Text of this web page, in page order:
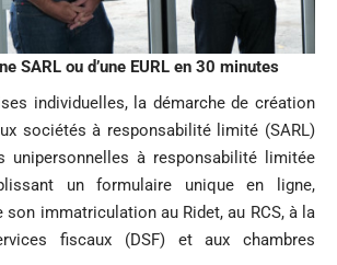
SARL ou d’une EURL en 30 minutes
individuelles, la démarche de création
sociétés à responsabilité limité (SARL)
unipersonnelles à responsabilité limitée
un formulaire unique en ligne,
son immatriculation au Ridet, au RCS, à la
fiscaux (DSF) et aux chambres